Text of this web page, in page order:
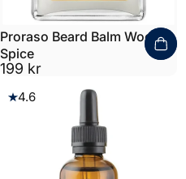
Proraso Beard Balm Wood &
Spice
199 kr
4.6